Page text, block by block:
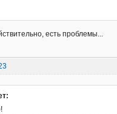
есть проблемы...